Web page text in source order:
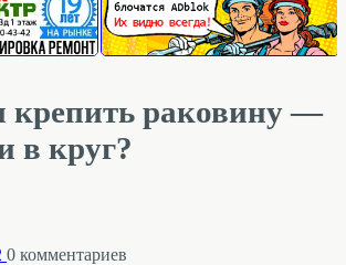
крепить раковину —
в круг?
0 комментариев